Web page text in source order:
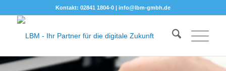
Kontakt: 02841 1804-0 | info@lbm-gmbh.de